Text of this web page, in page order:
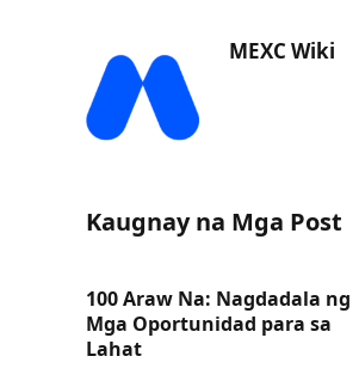
MEXC Wiki
Kaugnay na Mga Post
100 Araw Na: Nagdadala ng
Mga Oportunidad para sa
Lahat